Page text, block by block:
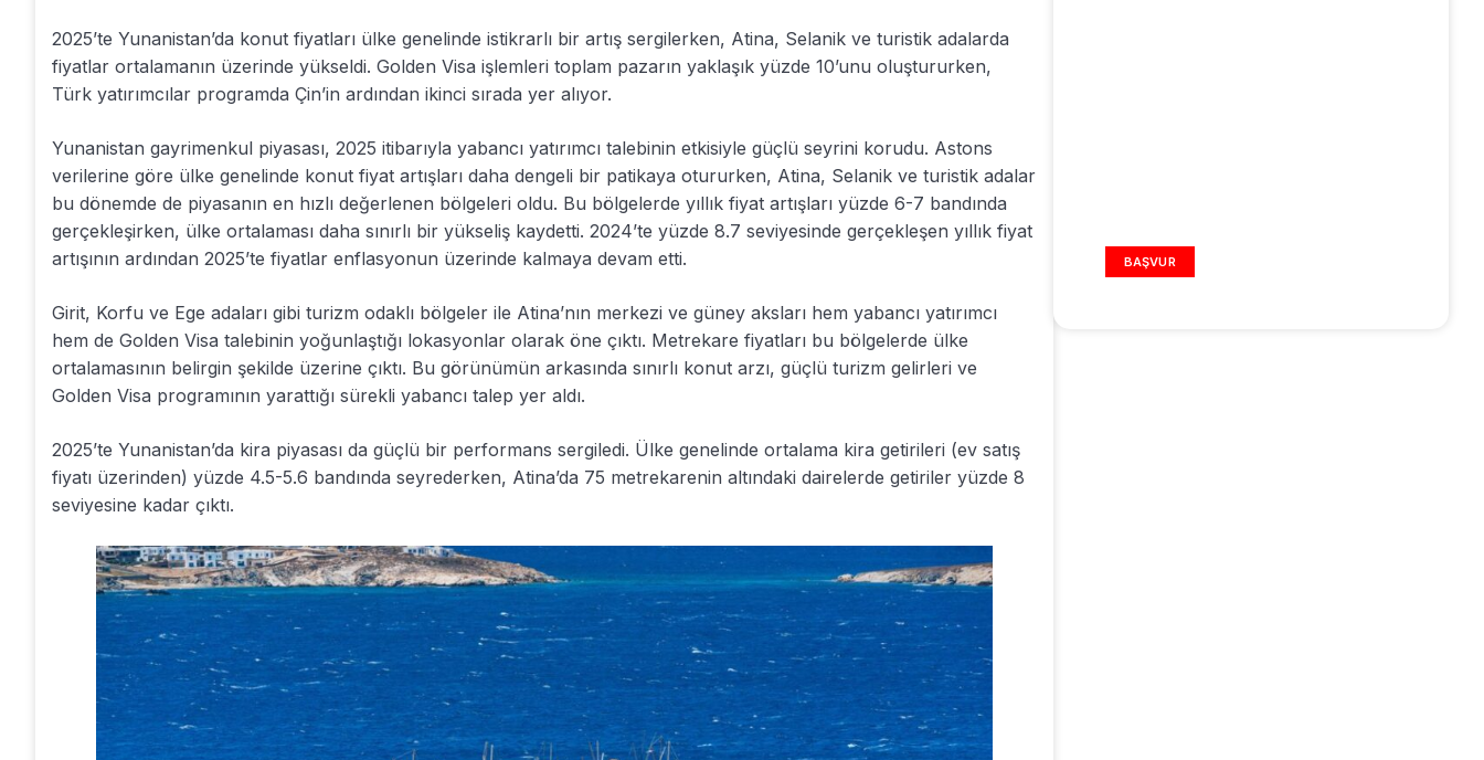
2025’te Yunanistan’da konut fiyatları ülke genelinde istikrarlı bir artış sergilerken, Atina, Selanik ve turistik adalarda
fiyatlar ortalamanın üzerinde yükseldi. Golden Visa işlemleri toplam pazarın yaklaşık yüzde 10’unu oluştururken,
Türk yatırımcılar programda Çin’in ardından ikinci sırada yer alıyor.
Yunanistan gayrimenkul piyasası, 2025 itibarıyla yabancı yatırımcı talebinin etkisiyle güçlü seyrini korudu. Astons
verilerine göre ülke genelinde konut fiyat artışları daha dengeli bir patikaya otururken, Atina, Selanik ve turistik adalar
bu dönemde de piyasanın en hızlı değerlenen bölgeleri oldu. Bu bölgelerde yıllık fiyat artışları yüzde 6-7 bandında
gerçekleşirken, ülke ortalaması daha sınırlı bir yükseliş kaydetti. 2024’te yüzde 8.7 seviyesinde gerçekleşen yıllık fiyat
artışının ardından 2025’te fiyatlar enflasyonun üzerinde kalmaya devam etti.
Girit, Korfu ve Ege adaları gibi turizm odaklı bölgeler ile Atina’nın merkezi ve güney aksları hem yabancı yatırımcı
hem de Golden Visa talebinin yoğunlaştığı lokasyonlar olarak öne çıktı. Metrekare fiyatları bu bölgelerde ülke
ortalamasının belirgin şekilde üzerine çıktı. Bu görünümün arkasında sınırlı konut arzı, güçlü turizm gelirleri ve
Golden Visa programının yarattığı sürekli yabancı talep yer aldı.
2025’te Yunanistan’da kira piyasası da güçlü bir performans sergiledi. Ülke genelinde ortalama kira getirileri (ev satış
fiyatı üzerinden) yüzde 4.5-5.6 bandında seyrederken, Atina’da 75 metrekarenin altındaki dairelerde getiriler yüzde 8
seviyesine kadar çıktı.
BAŞVUR